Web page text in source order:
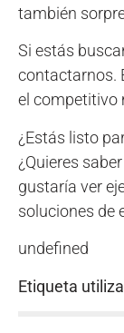
también
Si estás
contactarnos.
el competitivo
¿Estás listo
¿Quieres
gustaría ver
soluciones de
undefined
Etiqueta